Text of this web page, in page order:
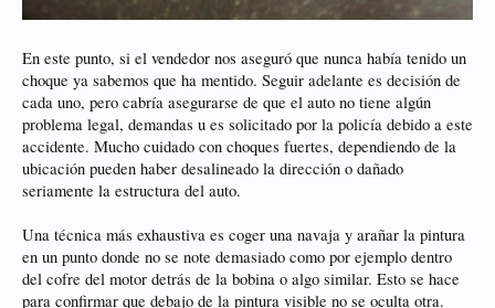
En este punto, si el vendedor nos aseguró que nunca había tenido un
choque ya sabemos que ha mentido. Seguir adelante es decisión de
cada uno, pero cabría asegurarse de que el auto no tiene algún
problema legal, demandas u es solicitado por la policía debido a este
accidente. Mucho cuidado con choques fuertes, dependiendo de la
ubicación pueden haber desalineado la dirección o dañado
seriamente la estructura del auto.
Una técnica más exhaustiva es coger una navaja y arañar la pintura
en un punto donde no se note demasiado como por ejemplo dentro
del cofre del motor detrás de la bobina o algo similar. Esto se hace
para confirmar que debajo de la pintura visible no se oculta otra.